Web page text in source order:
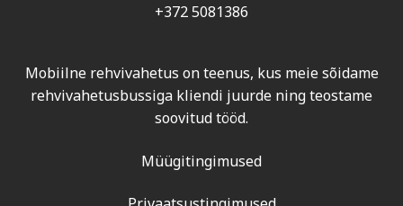
+372 5081386
Mobiilne rehvivahetus on teenus, kus meie sõidame
rehvivahetusbussiga kliendi juurde ning teostame
soovitud tööd.
Müügitingimused